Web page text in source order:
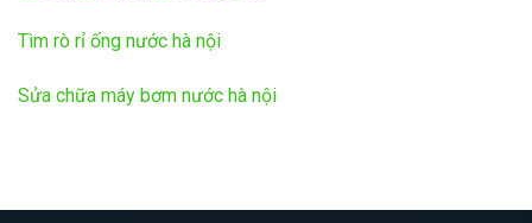
Tìm rò rỉ ống nước hà nội
Sửa chữa máy bơm nước hà nội